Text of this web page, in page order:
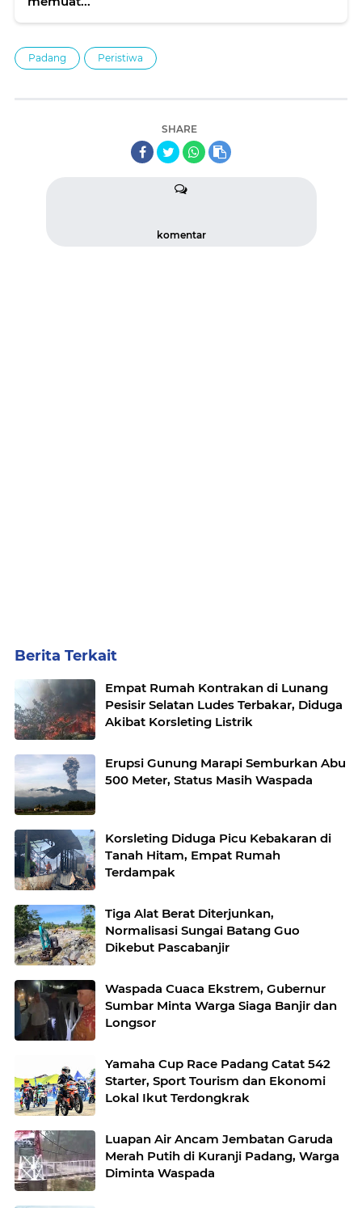
Padang Peristiwa
SHARE
komentar
Berita Terkait
Empat Rumah Kontrakan di Lunang
Pesisir Selatan Ludes Terbakar, Diduga
Akibat Korsleting Listrik
Erupsi Gunung Marapi Semburkan Abu
500 Meter, Status Masih Waspada
Korsleting Diduga Picu Kebakaran di
Tanah Hitam, Empat Rumah
Terdampak
Tiga Alat Berat Diterjunkan,
Normalisasi Sungai Batang Guo
Dikebut Pascabanjir
Waspada Cuaca Ekstrem, Gubernur
Sumbar Minta Warga Siaga Banjir dan
Longsor
Yamaha Cup Race Padang Catat 542
Starter, Sport Tourism dan Ekonomi
Lokal Ikut Terdongkrak
Luapan Air Ancam Jembatan Garuda
Merah Putih di Kuranji Padang, Warga
Diminta Waspada